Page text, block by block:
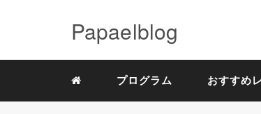
Papaelblog
プログラム おすすめ